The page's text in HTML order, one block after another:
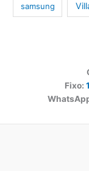
samsung
Fixo: